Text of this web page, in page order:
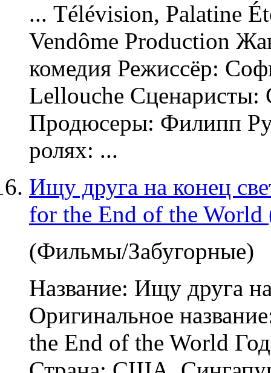
... Télévision, Palatine
Vendôme Production
комедия Режиссёр:
Lellouche
Продюсеры: Филипп
ролях: ...
Ищу друга на конец
for the End of the
(Фильмы/Забугорные)
Название: Ищу друга
Оригинальное
the End of the World